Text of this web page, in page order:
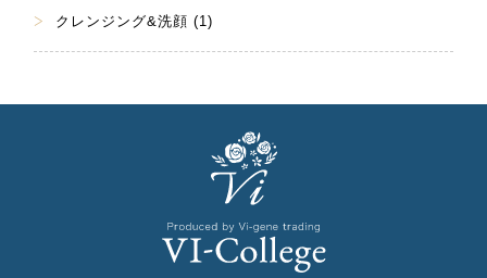
クレンジング&洗顔 (1)